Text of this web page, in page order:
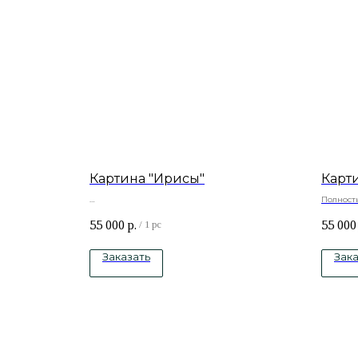
Картина "Ирисы"
-сосна, акриловые краски.
55 000 р. / 1 pc
Заказать
краски
55 000